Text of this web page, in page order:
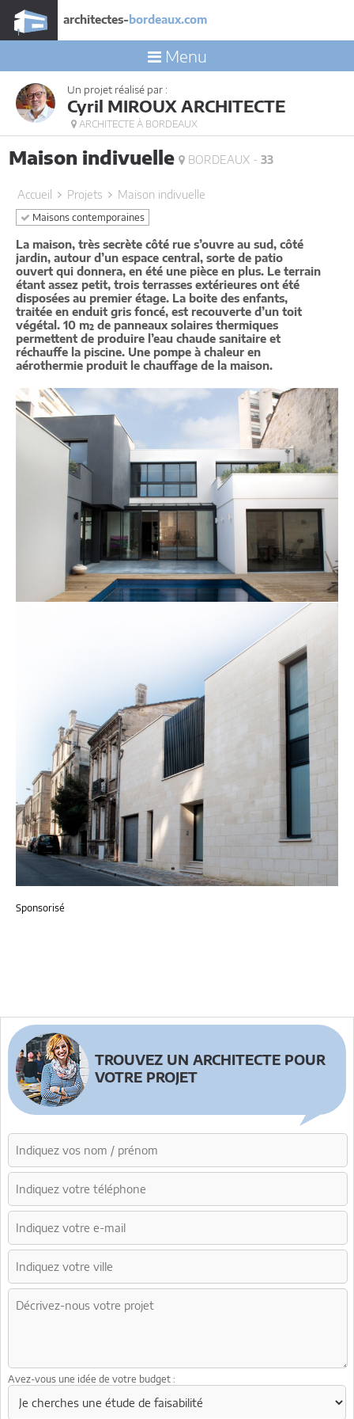
architectes- bordeaux.com
Menu
Un projet réalisé par :
Cyril MIROUX ARCHITECTE
ARCHITECTE À BORDEAUX
Maison indivuelle BORDEAUX - 33
Accueil Projets Maison indivuelle
Maisons contemporaines
La maison, très secrète côté rue s’ouvre au sud, côté
jardin, autour d’un espace central, sorte de patio
ouvert qui donnera, en été une pièce en plus. Le terrain
étant assez petit, trois terrasses extérieures ont été
disposées au premier étage. La boite des enfants,
traitée en enduit gris foncé, est recouverte d’un toit
végétal. 10 m² de panneaux solaires thermiques
permettent de produire l’eau chaude sanitaire et
réchauffe la piscine. Une pompe à chaleur en
aérothermie produit le chauffage de la maison.
Sponsorisé
TROUVEZ UN ARCHITECTE POUR
VOTRE PROJET
Avez-vous une idée de votre budget :